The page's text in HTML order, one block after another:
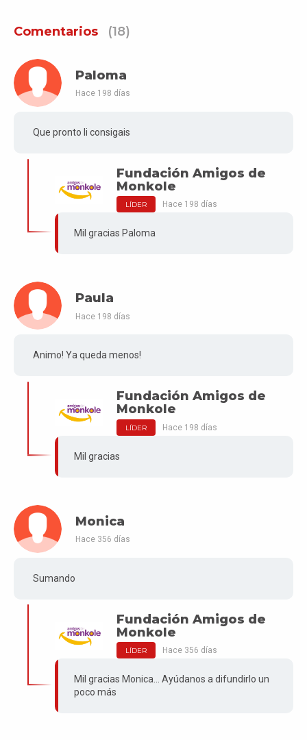
Comentarios (18)
Paloma
Hace 198 días
Que pronto li consigais
Fundación Amigos de
Monkole
LÍDER Hace 198 días
Mil gracias Paloma
Paula
Hace 198 días
Animo! Ya queda menos!
Fundación Amigos de
Monkole
LÍDER Hace 198 días
Mil gracias
Monica
Hace 356 días
Sumando
Fundación Amigos de
Monkole
LÍDER Hace 356 días
Mil gracias Monica... Ayúdanos a difundirlo un
poco más